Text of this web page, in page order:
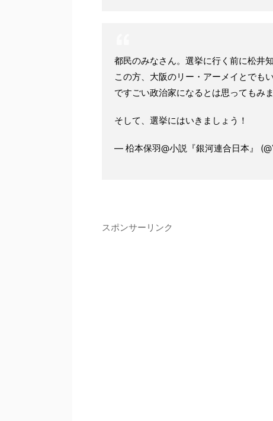
都民のみなさん。選挙に行く前に松井
この方、大阪のリー・アーメイとでも
ですごい政治家になるとは思ってもみ
そして、選挙にはいきましょう！
— 柗本保羽@小説『銀河連合日本』
スポンサーリンク